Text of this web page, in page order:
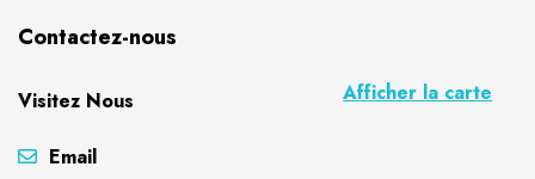
Contactez-nous
Visitez Nous Afficher la carte
Email